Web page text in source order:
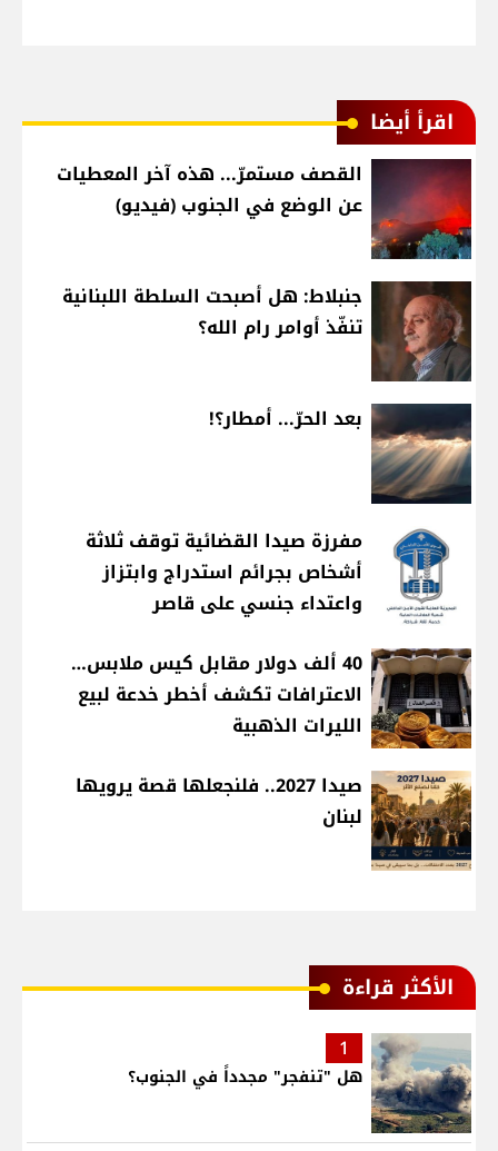
اقرأ أيضا
القصف مستمرّ... هذه آخر المعطيات
عن الوضع في الجنوب (فيديو)
جنبلاط: هل أصبحت السلطة اللبنانية
تنفّذ أوامر رام الله؟
بعد الحرّ... أمطار؟!
مفرزة صيدا القضائية توقف ثلاثة
أشخاص بجرائم استدراج وابتزاز
واعتداء جنسي على قاصر
40 ألف دولار مقابل كيس ملابس…
الاعترافات تكشف أخطر خدعة لبيع
الليرات الذهبية
صيدا 2027.. فلنجعلها قصة يرويها
لبنان
الأكثر قراءة
1
هل "تنفجر" مجدداً في الجنوب؟